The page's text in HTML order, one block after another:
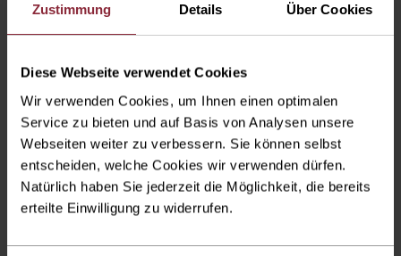
Zustimmung Details Über Cookies
Diese Webseite verwendet Cookies
Wir verwenden Cookies, um Ihnen einen optimalen
Service zu bieten und auf Basis von Analysen unsere
Webseiten weiter zu verbessern. Sie können selbst
entscheiden, welche Cookies wir verwenden dürfen.
Natürlich haben Sie jederzeit die Möglichkeit, die bereits
erteilte Einwilligung zu widerrufen.
Einlass Hauptfoyer
1,5 Stunden vor Eventbeginn
Eventbeginn
Samstag 18. April 2026, 20:00 Uhr